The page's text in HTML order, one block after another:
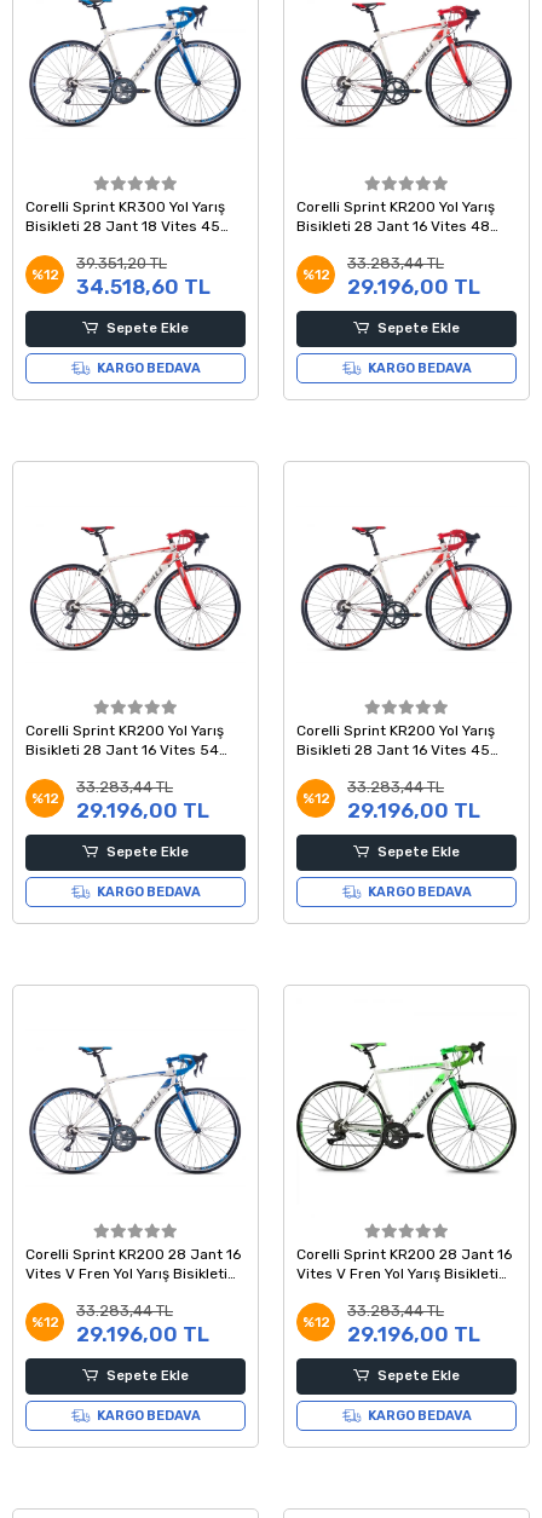
Corelli Sprint KR300 Yol Yarış
Bisikleti 28 Jant 18 Vites 45
%12
39.351,20 TL
34.518,60 TL
Sepete Ekle
KARGO BEDAVA
Corelli Sprint KR200 Yol Yarış
Bisikleti 28 Jant 16 Vites 48
%12
33.283,44 TL
29.196,00 TL
Sepete Ekle
KARGO BEDAVA
Corelli Sprint KR200 Yol Yarış
Bisikleti 28 Jant 16 Vites 54
%12
33.283,44 TL
29.196,00 TL
Sepete Ekle
KARGO BEDAVA
Corelli Sprint KR200 Yol Yarış
Bisikleti 28 Jant 16 Vites 45
%12
33.283,44 TL
29.196,00 TL
Sepete Ekle
KARGO BEDAVA
Corelli Sprint KR200 28 Jant 16
Vites V Fren Yol Yarış Bisikleti
%12
33.283,44 TL
29.196,00 TL
Sepete Ekle
KARGO BEDAVA
Corelli Sprint KR200 28 Jant 16
Vites V Fren Yol Yarış Bisikleti
%12
33.283,44 TL
29.196,00 TL
Sepete Ekle
KARGO BEDAVA